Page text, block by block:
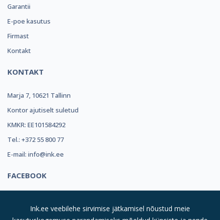
Garantii
E-poe kasutus
Firmast
Kontakt
KONTAKT
Marja 7, 10621 Tallinn
Kontor ajutiselt suletud
KMKR: EE101584292
Tel.: +372 55 800 77
E-mail: info@ink.ee
FACEBOOK
Ink.ee veebilehe sirvimise jätkamisel nõustud meie